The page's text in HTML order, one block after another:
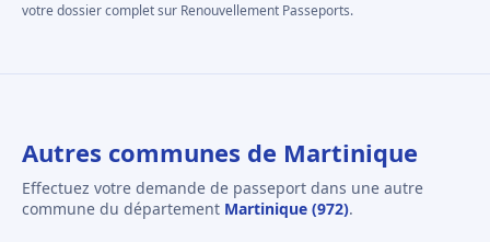
votre dossier complet sur Renouvellement Passeports.
Autres communes de Martinique
Effectuez votre demande de passeport dans une autre
commune du département Martinique (972).